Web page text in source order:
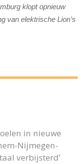
klopt opnieuw
van elektrische Lion’s
in nieuwe
Nijmegen-
verbijsterd’